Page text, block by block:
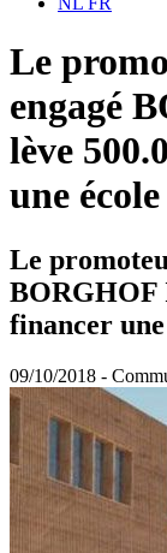
Le
engagé
lève
une
Le
BORGHOF
financer
09/10/2018 -